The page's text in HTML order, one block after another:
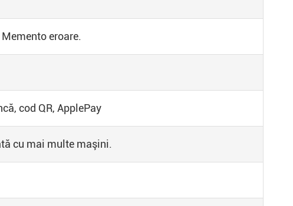
eroare.
cod QR, ApplePay
cu mai multe maşini.